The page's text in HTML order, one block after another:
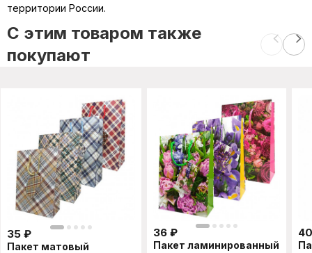
территории России.
C этим товаром также
покупают
35 ₽
Пакет матовый
36 ₽
Пакет ламинированный